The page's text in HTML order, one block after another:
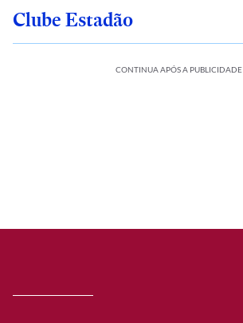
Clube Estadão
CONTINUA APÓS A PUBLICIDADE